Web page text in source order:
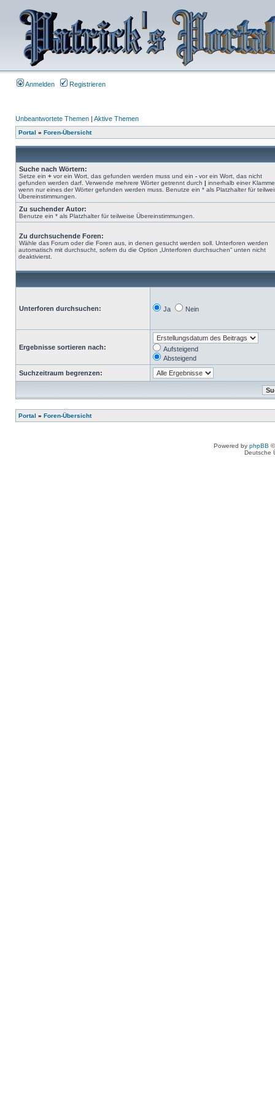
Anmelden Registrieren
Unbeantwortete Themen | Aktive Themen
Portal » Foren-Übersicht
Suche nach Wörtern:
Setze ein + vor ein Wort, das gefunden werden muss und ein - vor ein Wort, das nicht
gefunden werden darf. Verwende mehrere Wörter getrennt durch | innerhalb einer
wenn nur eines der Wörter gefunden werden muss. Benutze ein * als Platzhalter für
Übereinstimmungen.
Zu suchender Autor:
Benutze ein * als Platzhalter für teilweise Übereinstimmungen.
Zu durchsuchende Foren:
Wähle das Forum oder die Foren aus, in denen gesucht werden soll. Unterforen werden
automatisch mit durchsucht, sofern du die Option „Unterforen durchsuchen“ unten nicht
deaktivierst.
Unterforen durchsuchen: Ja Nein
Ergebnisse sortieren nach:
Aufsteigend
Absteigend
Suchzeitraum begrenzen:
Portal » Foren-Übersicht
Powered by phpBB
Deutsche